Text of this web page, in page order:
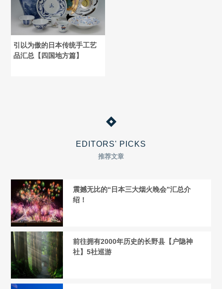
引以为傲的日本传统手工艺
品汇总【四国地方篇】
EDITORS' PICKS
推荐文章
震撼无比的“日本三大烟火晚会”汇总介
绍！
前往拥有2000年历史的长野县【户隐神
社】5社巡游